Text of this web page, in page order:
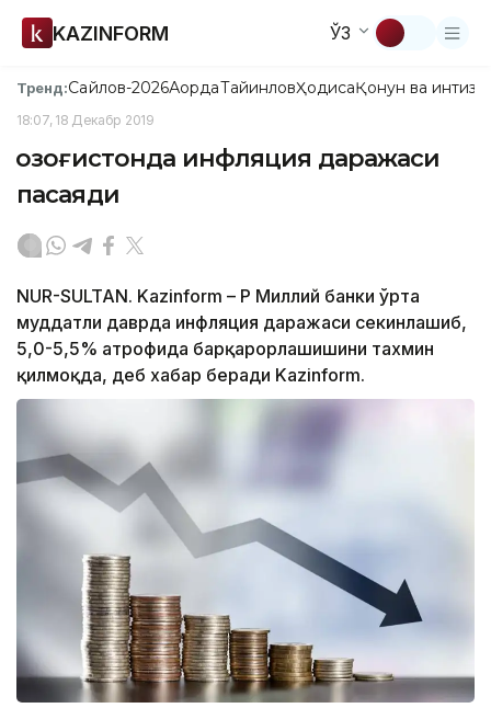
KAZINFORM ЎЗ
Тренд:Сайлов-2026АқордаТайинловҲодисаҚонун ва
18:07, 18 Декабр 2019
Қозоғистонда инфляция даражаси
пасаяди
NUR-SULTAN. Kazinform – ҚР Миллий банки ўрта
муддатли даврда инфляция даражаси секинлашиб,
5,0-5,5% атрофида барқарорлашишини тахмин
қилмоқда, деб хабар беради Kazinform.